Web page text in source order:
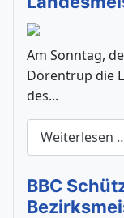
Am Sonntag,
Dörentrup die
des...
Weiterlesen
BBC